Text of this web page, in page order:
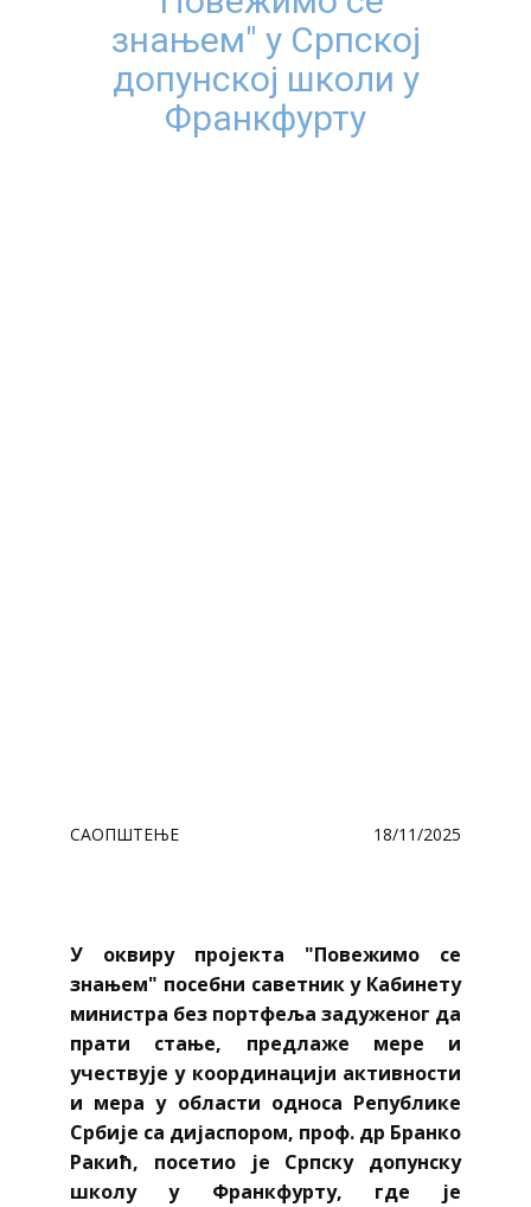
знањем" у Српској
допунској школи у
Франкфурту
САОПШТЕЊЕ 18/11/2025
У оквиру пројекта "Повежимо се
знањем" посебни саветник у Кабинету
министра без портфеља задуженог да
прати стање, предлаже мере и
учествује у координацији активности
и мера у области односа Републике
Србије са дијаспором, проф. др Бранко
Ракић, посетио је Српску допунску
школу у Франкфурту, где је